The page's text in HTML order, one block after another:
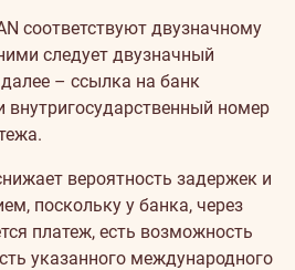
соответствуют двузначному
следует двузначный
– ссылка на банк
внутригосударственный номер
вероятность задержек и
поскольку у банка, через
платеж, есть возможность
указанного международного